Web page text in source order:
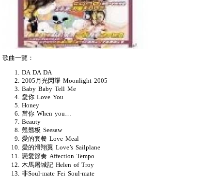
歌曲一覽：
DA DA DA
2005月光閃耀 Moonlight 2005
Baby Baby Tell Me
愛你 Love You
Honey
當你 When you…
Beauty
翹翹板 Seesaw
愛的套餐 Love Meal
愛的滑翔翼 Love’s Sailplane
戀愛節奏 Affection Tempo
木馬屠城記 Helen of Troy
非Soul-mate Fei Soul-mate